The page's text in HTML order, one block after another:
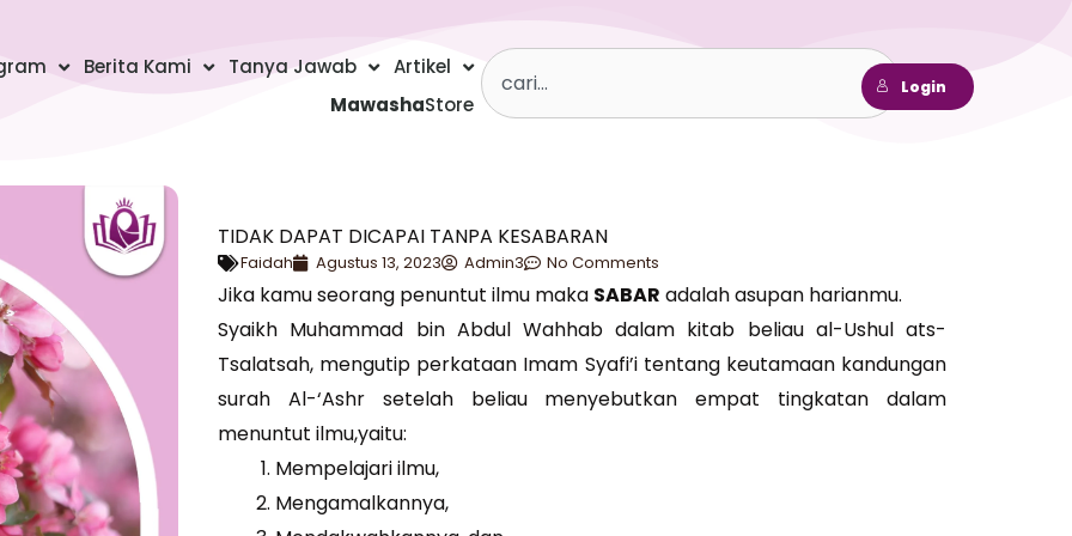
Berita Kami Tanya Jawab
Artikel
MawashaStore
Search
Login
TIDAK DAPAT DICAPAI TANPA KESABARAN
Faidah Agustus 13, 2023 Admin3 No Comments
Jika kamu seorang penuntut ilmu maka SABAR adalah asupan harianmu.
Syaikh Muhammad bin Abdul Wahhab dalam kitab beliau al-Ushul ats-
Tsalatsah, mengutip perkataan Imam Syafi’i tentang keutamaan kandungan
surah Al-‘Ashr setelah beliau menyebutkan empat tingkatan dalam
menuntut ilmu,yaitu:
Mempelajari ilmu,
Mengamalkannya,